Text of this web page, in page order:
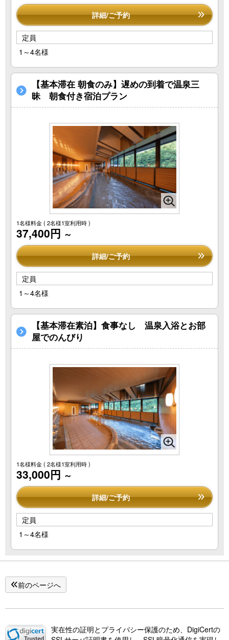
詳細/ご予約
定員
1～4名様
【基本滞在 朝食のみ】遅めの到着で温泉三
昧 朝食付き宿泊プラン
1名様料金( 2名様1室利用時 )
37,400円 ～
詳細/ご予約
定員
1～4名様
【基本滞在素泊】食事なし 温泉入浴とお部
屋でのんびり
1名様料金( 2名様1室利用時 )
33,000円 ～
詳細/ご予約
定員
1～4名様
前のページへ
実在性の証明とプライバシー保護のため、DigiCertの